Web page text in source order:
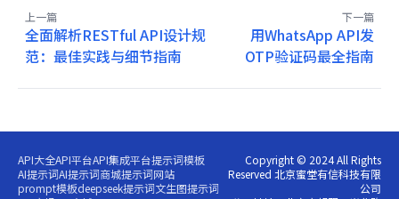
上一篇
全面解析RESTful API设计规
范：最佳实践与细节指南
下一篇
用WhatsApp API发
OTP验证码最全指南
API大全API平台API集成平台提示词模板
AI提示词AI提示词商城提示词网站
prompt模板deepseek提示词文生图提示词
Copyright © 2024 All Rights
Reserved 北京蜜堂有信科技有限
公司